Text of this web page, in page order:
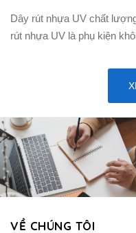
Dây rút nhựa UV chất
rút nhựa UV là phụ kiện
VỀ CHÚNG TÔI